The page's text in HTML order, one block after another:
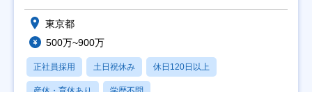
東京都
500万~900万
正社員採用 土日祝休み 休日120日以上